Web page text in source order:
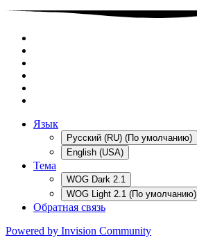
Язык
Русский (RU) (По умолчанию)
English (USA)
Тема
WOG Dark 2.1
WOG Light 2.1 (По умолчанию)
Обратная связь
Powered by Invision Community